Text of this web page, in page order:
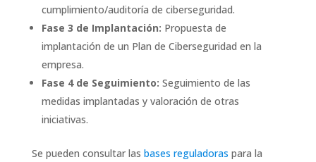
cumplimiento/auditoría de ciberseguridad.
Fase 3 de Implantación: Propuesta de
implantación de un Plan de Ciberseguridad en la
empresa.
Fase 4 de Seguimiento: Seguimiento de las
medidas implantadas y valoración de otras
iniciativas.
Se pueden consultar las bases reguladoras para la